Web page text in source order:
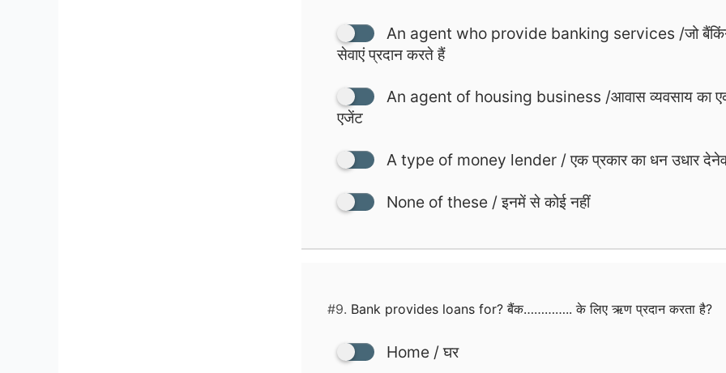
An agent who provide banking services /जो
सेवाएं प्रदान करते हैं
An agent of housing business /आवास व्यवसाय का
एजेंट
A type of money lender / एक प्रकार का धन उधार
None of these / इनमें से कोई नहीं
#9. Bank provides loans for? बैंक………….. के लिए ऋण प्रदान करता है?
Home / घर